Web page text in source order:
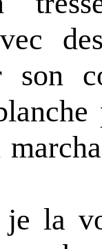
son
je la